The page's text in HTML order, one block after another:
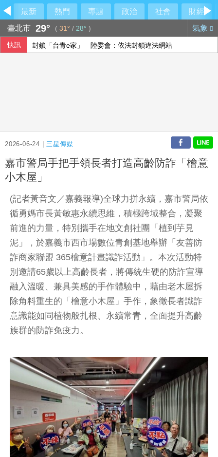
最新 熱門 專題 政治 社會
財經
臺北市 29° ( 31° / 28° ) 氣象
快訊 封鎖「台青e家」 陸委會：依法封鎖違法網站
2026-06-24 |三星傳媒
嘉市警局手把手領長者打造高齡防詐「檜意
小木屋」
(記者黃音文／嘉義報導)全球力拼永續，嘉市警局依
循勇媽市長黃敏惠永續思維，積極跨域整合，凝聚
前進的力量，特別攜手在地文創社團「植到芋見
泥」，於嘉義市西市場數位青創基地舉辦「友善防
詐商家聯盟 365檜意計畫識詐活動」。本次活動特
別邀請65歲以上高齡長者，將傳統生硬的防詐宣導
融入溫暖、兼具美感的手作體驗中，藉由老木屋拆
除角料重生的「檜意小木屋」手作，象徵長者識詐
意識能如同植物般扎根、永續常青，全面提升高齡
族群的防詐免疫力。